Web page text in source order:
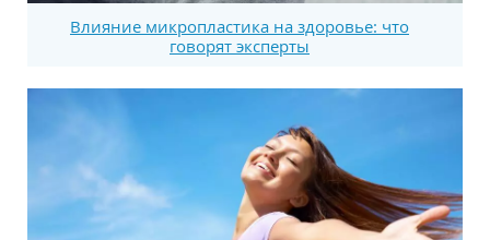
Влияние микропластика на здоровье: что
говорят эксперты